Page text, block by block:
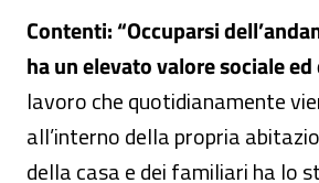
Contenti: “Occuparsi
ha un elevato valore sociale ed
lavoro che quotidianamente
all’interno della propria
della casa e dei familiari ha lo